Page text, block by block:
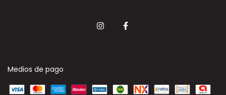
Medios de pago